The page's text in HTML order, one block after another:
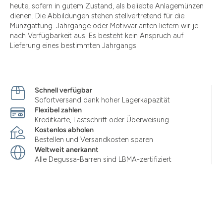
heute, sofern in gutem Zustand, als beliebte Anlagemünzen
dienen. Die Abbildungen stehen stellvertretend für die
Münzgattung. Jahrgänge oder Motivvarianten liefern wir je
nach Verfügbarkeit aus. Es besteht kein Anspruch auf
Lieferung eines bestimmten Jahrgangs.
Schnell verfügbar
Sofortversand dank hoher Lagerkapazität
Flexibel zahlen
Kreditkarte, Lastschrift oder Überweisung
Kostenlos abholen
Bestellen und Versandkosten sparen
Weltweit anerkannt
Alle Degussa-Barren sind LBMA-zertifiziert